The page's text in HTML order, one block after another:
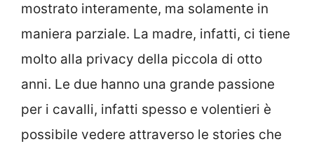
mostrato interamente, ma solamente in
maniera parziale. La madre, infatti, ci tiene
molto alla privacy della piccola di otto
anni. Le due hanno una grande passione
per i cavalli, infatti spesso e volentieri è
possibile vedere attraverso le stories che